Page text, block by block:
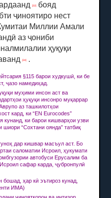
[32]
бояд
ҷиноятиро нест
Миллии Амали
аз ҷониби
ҳуқуқи
[34] .
§115 барои худкушӣ, ки бе
ҷазо намедиҳад.
муҳими инсон аст ва
ҳуқуқи инсонро муқаррар
аз ташкилотҳои
кард, ки “EN Eurocodes”
кунанд, ки барои кишварҳои узви
“Сохтани оянда” татбиқ
дар кишвар масъул аст.Бо
саломатии Исроил, ҳукумати
автобуси Ерусалим ба
сафар карда, ҷубронпулӣ
бошад, ҳар кӣ эътироз кунад,
ИМА)